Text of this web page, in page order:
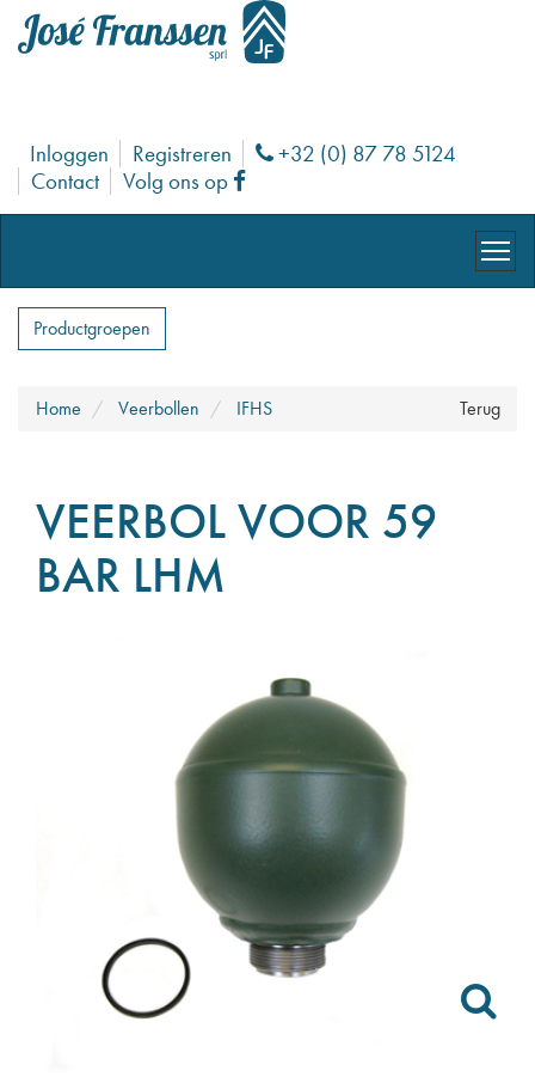
Inloggen Registreren Phone
+32 (0) 87 78 5124
Contact
Volg ons op Facebook
Productgroepen
Terug
Home Veerbollen IFHS
VEERBOL VOOR 59
BAR LHM